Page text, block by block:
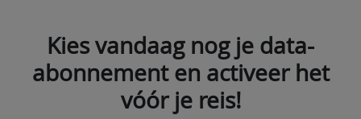
Kies vandaag nog je data-
abonnement en activeer het
vóór je reis!